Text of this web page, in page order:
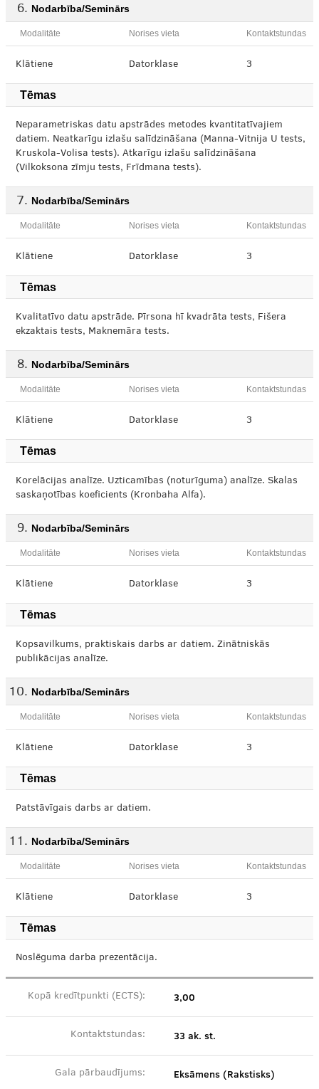
Nodarbība/Seminārs
Modalitāte Norises vieta Kontaktstundas
Klātiene Datorklase 3
Tēmas
Neparametriskas datu apstrādes metodes kvantitatīvajiem
datiem. Neatkarīgu izlašu salīdzināšana (Manna-Vitnija U tests,
Kruskola-Volisa tests). Atkarīgu izlašu salīdzināšana
(Vilkoksona zīmju tests, Frīdmana tests).
Nodarbība/Seminārs
Modalitāte Norises vieta Kontaktstundas
Klātiene Datorklase 3
Tēmas
Kvalitatīvo datu apstrāde. Pīrsona hī kvadrāta tests, Fišera
ekzaktais tests, Maknemāra tests.
Nodarbība/Seminārs
Modalitāte Norises vieta Kontaktstundas
Klātiene Datorklase 3
Tēmas
Korelācijas analīze. Uzticamības (noturīguma) analīze. Skalas
saskaņotības koeficients (Kronbaha Alfa).
Nodarbība/Seminārs
Modalitāte Norises vieta Kontaktstundas
Klātiene Datorklase 3
Tēmas
Kopsavilkums, praktiskais darbs ar datiem. Zinātniskās
publikācijas analīze.
Nodarbība/Seminārs
Modalitāte Norises vieta Kontaktstundas
Klātiene Datorklase 3
Tēmas
Patstāvīgais darbs ar datiem.
Nodarbība/Seminārs
Modalitāte Norises vieta Kontaktstundas
Klātiene Datorklase 3
Tēmas
Noslēguma darba prezentācija.
Kopā kredītpunkti (ECTS): 3,00
Kontaktstundas: 33 ak. st.
Gala pārbaudījums: Eksāmens (Rakstisks)